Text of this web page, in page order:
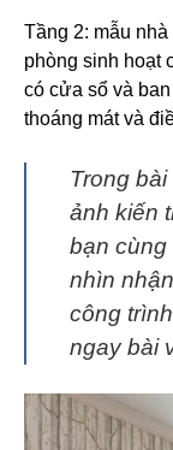
Tầng 2: mẫu
phòng sinh hoạt
có cửa sổ và
thoáng mát và
Trong
ảnh kiến
bạn cùng
nhìn
công
ngay bài